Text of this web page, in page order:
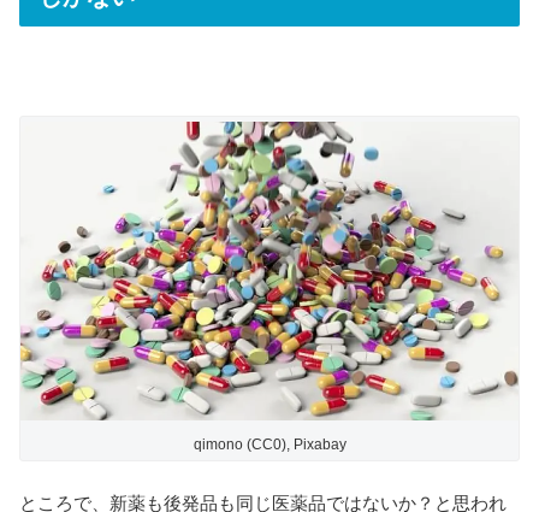
qimono (CC0), Pixabay
ところで、新薬も後発品も同じ医薬品ではないか？と思われ